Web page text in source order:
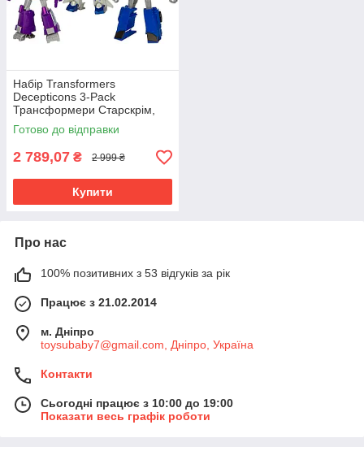
Набір Transformers
Decepticons 3-Pack
Трансформери Старскрім,
Шоквейв, Саундвейв 12,7 см
Готово до відправки
2 789,07 ₴ 2 999 ₴
Купити
Про нас
100% позитивних з 53 відгуків за рік
Працює з 21.02.2014
м. Дніпро
toysubaby7@gmail.com, Дніпро, Україна
Контакти
Сьогодні працює з 10:00 до 19:00
Показати весь графік роботи